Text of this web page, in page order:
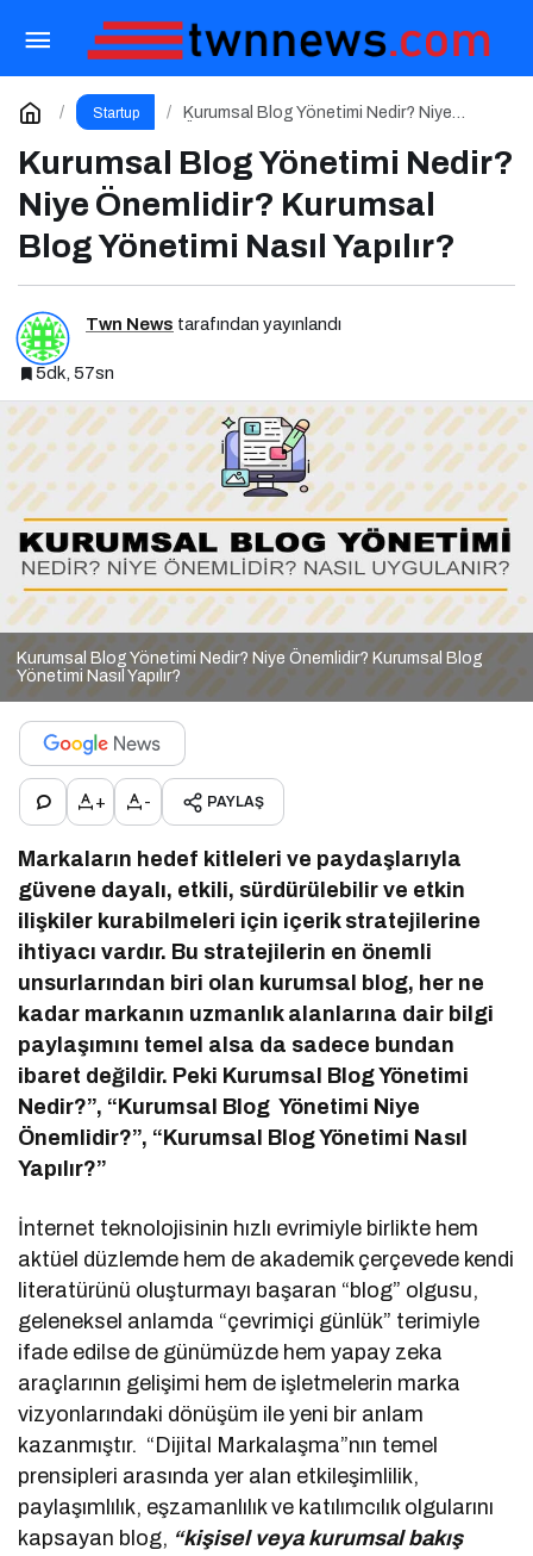
Startup
Kurumsal Blog Yönetimi Nedir? Niye
Yapılır?
Kurumsal Blog Yönetimi Nedir?
Niye Önemlidir? Kurumsal
Blog Yönetimi Nasıl Yapılır?
Twn News tarafından yayınlandı
5dk, 57sn
Kurumsal Blog Yönetimi Nedir? Niye Önemlidir? Kurumsal Blog
Yönetimi Nasıl Yapılır?
+ - PAYLAŞ
Markaların hedef kitleleri ve paydaşlarıyla
güvene dayalı, etkili, sürdürülebilir ve etkin
ilişkiler kurabilmeleri için içerik stratejilerine
ihtiyacı vardır. Bu stratejilerin en önemli
unsurlarından biri olan kurumsal blog, her ne
kadar markanın uzmanlık alanlarına dair bilgi
paylaşımını temel alsa da sadece bundan
ibaret değildir. Peki Kurumsal Blog Yönetimi
Nedir?”, “Kurumsal Blog Yönetimi Niye
Önemlidir?”, “Kurumsal Blog Yönetimi Nasıl
Yapılır?”
İnternet teknolojisinin hızlı evrimiyle birlikte hem
aktüel düzlemde hem de akademik çerçevede kendi
literatürünü oluşturmayı başaran “blog” olgusu,
geleneksel anlamda “çevrimiçi günlük” terimiyle
ifade edilse de günümüzde hem yapay zeka
araçlarının gelişimi hem de işletmelerin marka
vizyonlarındaki dönüşüm ile yeni bir anlam
kazanmıştır. “Dijital Markalaşma”nın temel
prensipleri arasında yer alan etkileşimlilik,
paylaşımlılık, eşzamanlılık ve katılımcılık olgularını
kapsayan blog, “kişisel veya kurumsal bakış
İçerik Üretimi Nedir? Niye Önemlidir? İçerik
Üretimi Nasıl Yapılır?
Yorum Yap